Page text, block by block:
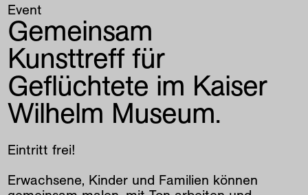
Event
Gemeinsam
Kunsttreff für
Geflüchtete im Kaiser
Wilhelm Museum.
Eintritt frei!
Erwachsene, Kinder und Familien können